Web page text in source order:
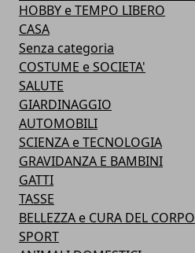
HOBBY e TEMPO LIBERO
CASA
Senza categoria
COSTUME e SOCIETA'
SALUTE
GIARDINAGGIO
AUTOMOBILI
SCIENZA e TECNOLOGIA
GRAVIDANZA E BAMBINI
GATTI
TASSE
BELLEZZA e CURA DEL CORPO
SPORT